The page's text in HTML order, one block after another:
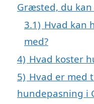
Græsted, du
3.1) Hvad kan
med?
4) Hvad koster
5) Hvad er med
hundepasning i